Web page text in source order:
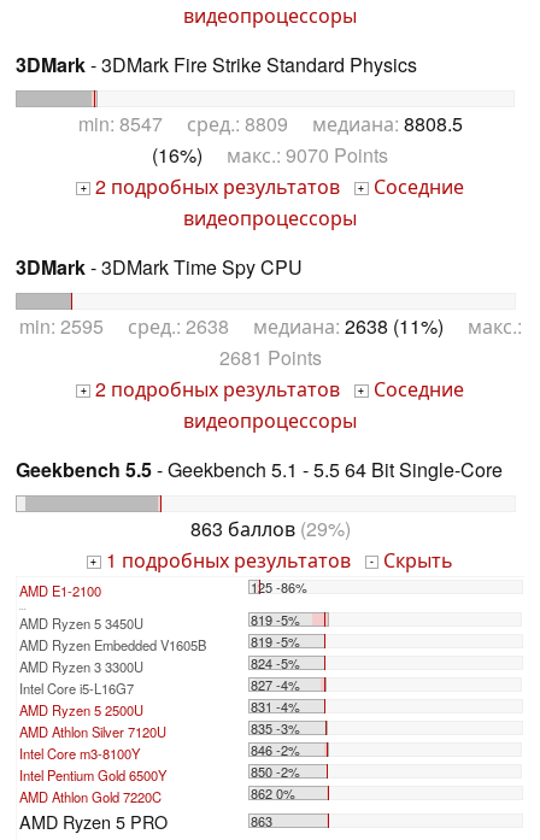
видеопроцессоры
3DMark- 3DMark Fire Strike Standard Physics
min: 8547 сред.: 8809 медиана: 8808.5
(16%) макс.: 9070 Points
+ 2 подробных результатов + Соседние
видеопроцессоры
3DMark- 3DMark Time Spy CPU
min: 2595 сред.: 2638 медиана: 2638 (11%) макс.:
2681 Points
+ 2 подробных результатов + Соседние
видеопроцессоры
Geekbench 5.5- Geekbench 5.1 - 5.5 64 Bit Single-Core
863 баллов(29%)
+ 1 подробных результатов - Скрыть
AMD E1-2100 125 -86%
...
AMD Ryzen 5 3450U
819 -5%
AMD Ryzen Embedded V1605B
819 -5%
AMD Ryzen 3 3300U
824 -5%
Intel Core i5-L16G7
827 -4%
AMD Ryzen 5 2500U
831 -4%
AMD Athlon Silver 7120U
835 -3%
Intel Core m3-8100Y
846 -2%
Intel Pentium Gold 6500Y
850 -2%
AMD Athlon Gold 7220C
862 0%
AMD Ryzen 5 PRO
863